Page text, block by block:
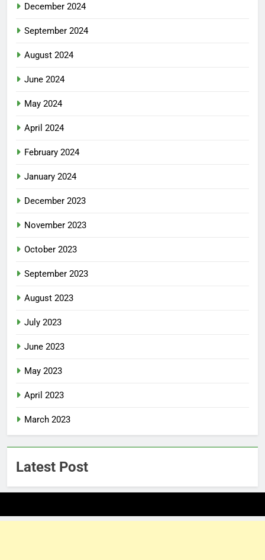
December 2024
September 2024
August 2024
June 2024
May 2024
April 2024
February 2024
January 2024
December 2023
November 2023
October 2023
September 2023
August 2023
July 2023
June 2023
May 2023
April 2023
March 2023
Latest Post